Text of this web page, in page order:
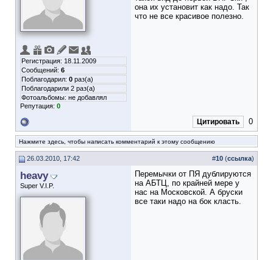
Регистрация: 18.11.2009
Сообщений: 6
Поблагодарил: 0 раз(а)
Поблагодарили 2 раз(а)
Фотоальбомы: не добавлял
Репутация: 0
она их установит как надо. Так
что не все красивое полезно.
Цитировать 0
Нажмите здесь, чтобы написать комментарий к этому сообщению
26.03.2010, 17:42 #10 (ссылка)
heavy
Super V.I.P.
Перемычки от ПЯ дублируются
на АБТЦ, по крайней мере у
нас на Московской. А бруски
все таки надо на бок класть.